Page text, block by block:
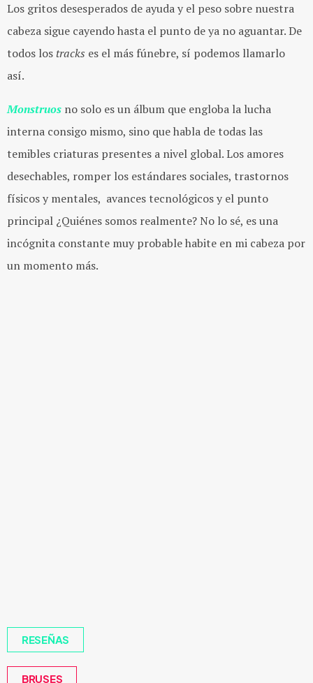
Los gritos desesperados de ayuda y el peso sobre nuestra
cabeza sigue cayendo hasta el punto de ya no aguantar. De
todos los tracks es el más fúnebre, sí podemos llamarlo
así.
Monstruos no solo es un álbum que engloba la lucha
interna consigo mismo, sino que habla de todas las
temibles criaturas presentes a nivel global. Los amores
desechables, romper los estándares sociales, trastornos
físicos y mentales, avances tecnológicos y el punto
principal ¿Quiénes somos realmente? No lo sé, es una
incógnita constante muy probable habite en mi cabeza por
un momento más.
RESEÑAS
BRUSES